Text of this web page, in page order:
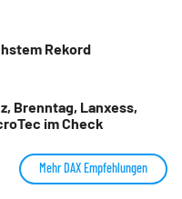
Rekord
Brenntag, Lanxess,
im Check
Mehr DAX Empfehlungen